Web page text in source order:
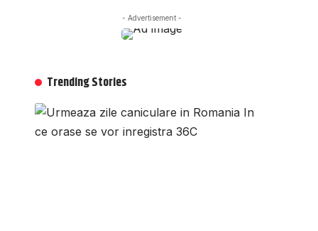
- Advertisement -
Trending Stories